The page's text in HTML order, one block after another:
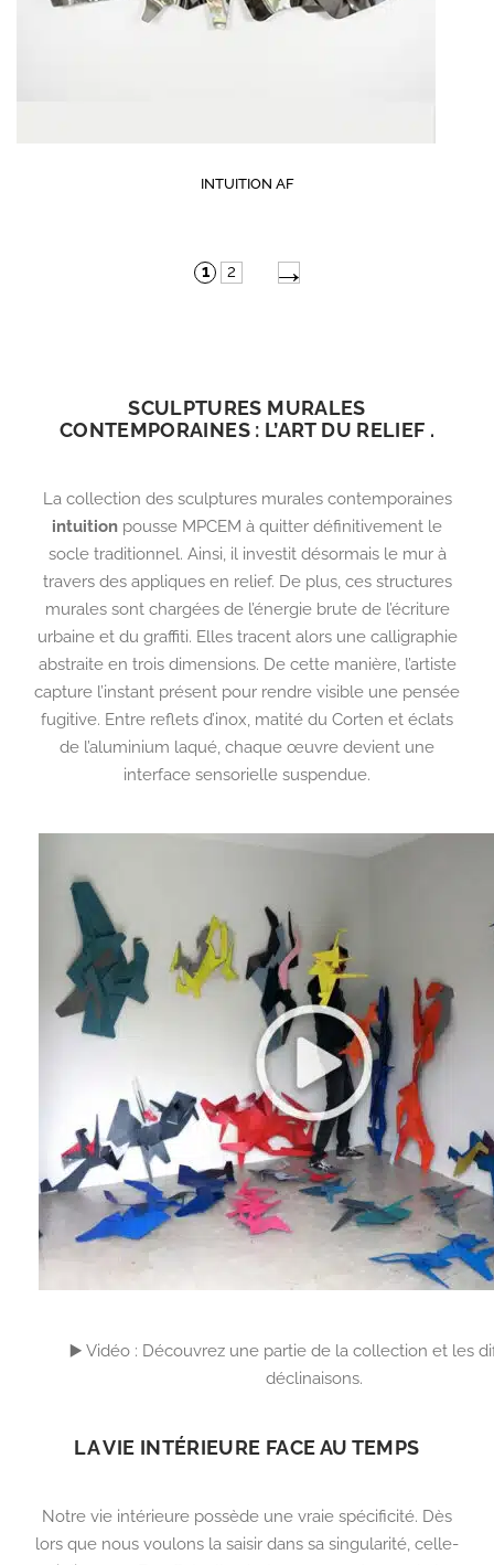
INTUITION AF
1 2 →
SCULPTURES MURALES
CONTEMPORAINES : L’ART DU RELIEF .
La collection des sculptures murales contemporaines
intuition pousse MPCEM à quitter définitivement le
socle traditionnel. Ainsi, il investit désormais le mur à
travers des appliques en relief. De plus, ces structures
murales sont chargées de l’énergie brute de l’écriture
urbaine et du graffiti. Elles tracent alors une calligraphie
abstraite en trois dimensions. De cette manière, l’artiste
capture l’instant présent pour rendre visible une pensée
fugitive. Entre reflets d’inox, matité du Corten et éclats
de l’aluminium laqué, chaque œuvre devient une
interface sensorielle suspendue.
▶️ Vidéo : Découvrez une partie de la collection et les
déclinaisons.
LA VIE INTÉRIEURE FACE AU TEMPS
Notre vie intérieure possède une vraie spécificité. Dès
lors que nous voulons la saisir dans sa singularité, celle-